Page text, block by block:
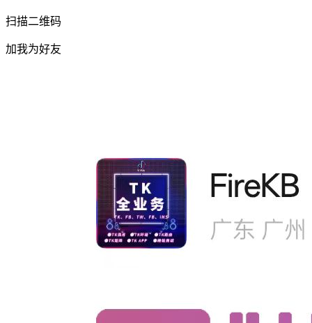
扫描二维码
加我为好友